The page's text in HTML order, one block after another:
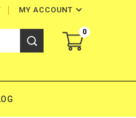
MY ACCOUNT 
0